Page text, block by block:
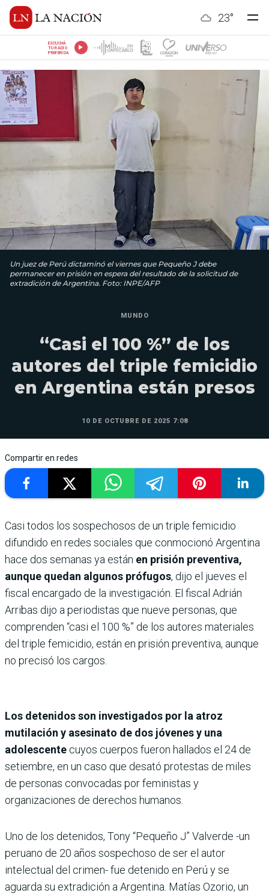
23°
ESCUCHÁ
TU RADIO
PREFERIDA
Un juez de Perú dictaminó el viernes que Pequeño J debe
permanecer en prisión en espera del resultado de la solicitud de
extradición de Argentina. Foto: INPE/AFP
MUNDO
“Casi el 100 %” de los
autores del triple femicidio
en Argentina están presos
10 DE OCTUBRE DE 2025 7:08
Compartir en redes
Casi todos los sospechosos de un triple femicidio
difundido en redes sociales que conmocionó Argentina
hace dos semanas ya están en prisión preventiva,
aunque quedan algunos prófugos, dijo el jueves el
fiscal encargado de la investigación. El fiscal Adrián
Arribas dijo a periodistas que nueve personas, que
comprenden “casi el 100 %” de los autores materiales
del triple femicidio, están en prisión preventiva, aunque
no precisó los cargos.
Los detenidos son investigados por la atroz
mutilación y asesinato de dos jóvenes y una
adolescente cuyos cuerpos fueron hallados el 24 de
setiembre, en un caso que desató protestas de miles
de personas convocadas por feministas y
organizaciones de derechos humanos.
Uno de los detenidos, Tony “Pequeño J” Valverde -un
peruano de 20 años sospechoso de ser el autor
intelectual del crimen- fue detenido en Perú y se
aguarda su extradición a Argentina. Matías Ozorio, un